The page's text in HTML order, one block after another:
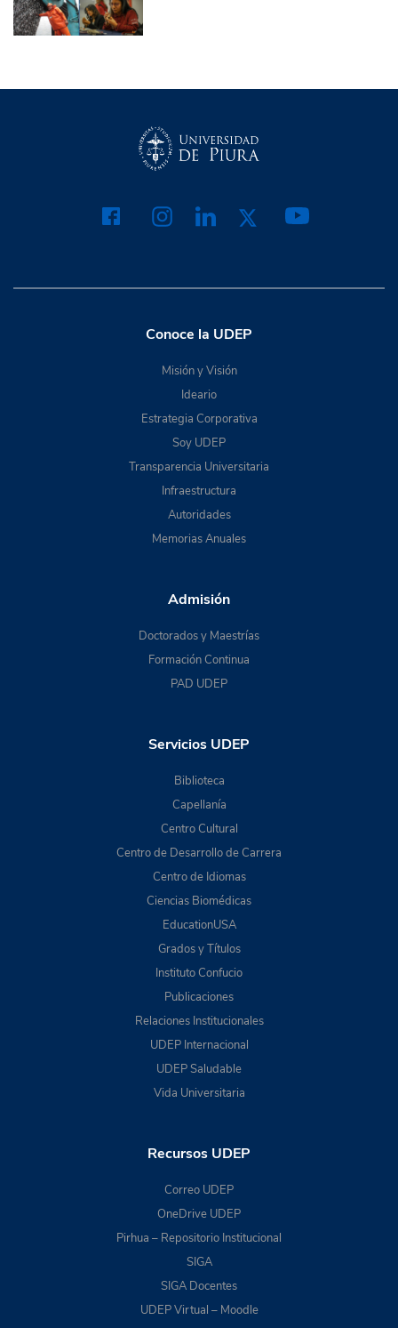
Conoce la UDEP
Misión y Visión
Ideario
Estrategia Corporativa
Soy UDEP
Transparencia Universitaria
Infraestructura
Autoridades
Memorias Anuales
Admisión
Doctorados y Maestrías
Formación Continua
PAD UDEP
Servicios UDEP
Biblioteca
Capellanía
Centro Cultural
Centro de Desarrollo de Carrera
Centro de Idiomas
Ciencias Biomédicas
EducationUSA
Grados y Títulos
Instituto Confucio
Publicaciones
Relaciones Institucionales
UDEP Internacional
UDEP Saludable
Vida Universitaria
Recursos UDEP
Correo UDEP
OneDrive UDEP
Pirhua – Repositorio Institucional
SIGA
SIGA Docentes
UDEP Virtual – Moodle